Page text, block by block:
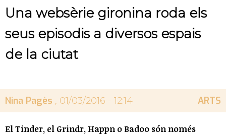
Una websèrie gironina roda els
seus episodis a diversos espais
de la ciutat
Nina Pagès , 01/03/2016 - 12:14 ARTS
El Tinder, el Grindr, Happn o Badoo són només